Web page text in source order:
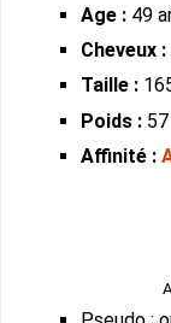
Age : 49
Cheveux :
Taille :
Poids :
Affinité :